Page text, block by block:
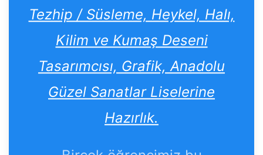
Tezhip / Süsleme, Heykel, Halı,
Kilim ve Kumaş Deseni
Tasarımcısı, Grafik, Anadolu
Güzel Sanatlar Liselerine
Hazırlık.